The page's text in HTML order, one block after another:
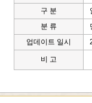
구 분
분 류
업데이트 일시
비 고